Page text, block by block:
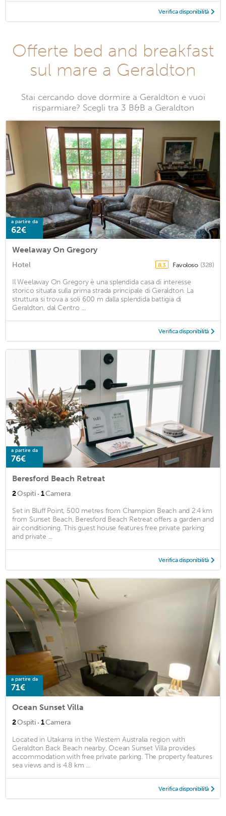
Verifica disponibilità
Offerte bed and breakfast
sul mare a Geraldton
Stai cercando dove dormire a Geraldton e vuoi
risparmiare? Scegli tra 3 B&B a Geraldton
a partire da
62€
Weelaway On Gregory
Hotel 8,3 Favoloso (328)
Il Weelaway On Gregory è una splendida casa di interesse
storico situata sulla prima strada principale di Geraldton. La
struttura si trova a soli 600 m dalla splendida battigia di
Geraldton, dal Centro ...
Verifica disponibilità
a partire da
76€
Beresford Beach Retreat
2Ospiti · 1Camera
Set in Bluff Point, 500 metres from Champion Beach and 2.4 km
from Sunset Beach, Beresford Beach Retreat offers a garden and
air conditioning. This guest house features free private parking
and private ...
Verifica disponibilità
a partire da
71€
Ocean Sunset Villa
2Ospiti · 1Camera
Located in Utakarra in the Western Australia region with
Geraldton Back Beach nearby, Ocean Sunset Villa provides
accommodation with free private parking. The property features
sea views and is 4.8 km ...
Verifica disponibilità